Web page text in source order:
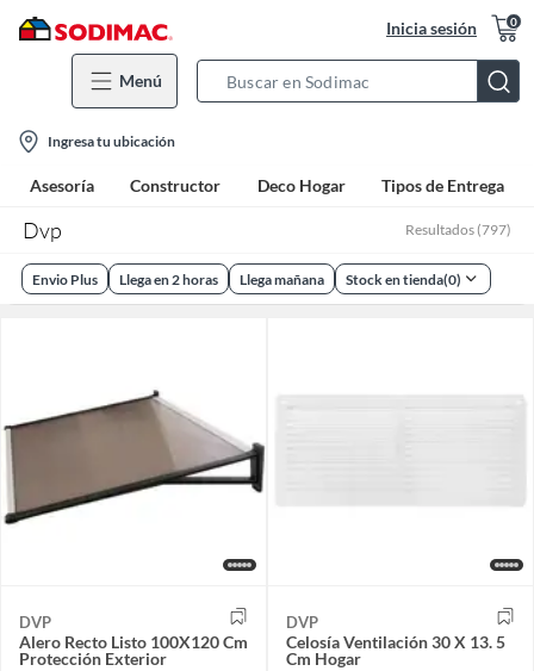
Inicia sesión 0
Menú
Bar
location-
icon
Ingresa tu ubicación
Asesoría Constructor Deco Hogar Tipos de Entrega
Dvp Resultados (797)
Envio Plus Llega en 2 horas Llega mañana Stock en tienda(0)
DVP
Alero Recto Listo 100X120 Cm
Protección Exterior
DVP
Celosía Ventilación 30 X 13. 5
Cm Hogar